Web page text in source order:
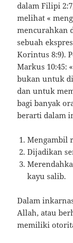
dalam Filipi
melihat «
mencurahkan
sebuah
Korintus 8:9).
Markus 10:45:
bukan untuk
dan untuk
bagi banyak
berarti dalam
Mengambil
Dijadikan
kayu salib.
Dalam
Allah, atau
memiliki